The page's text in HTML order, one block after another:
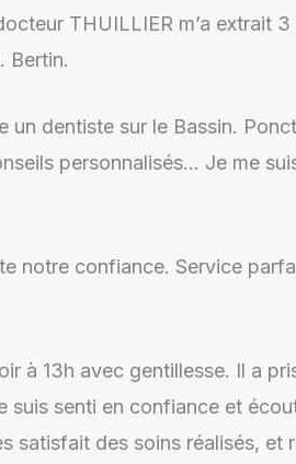
THUILLIER m’a extrait 3
Bertin.
dentiste sur le Bassin.
personnalisés… Je me
notre confiance. Service
à 13h avec gentillesse. Il a
suis senti en confiance et
satisfait des soins réalisés, et